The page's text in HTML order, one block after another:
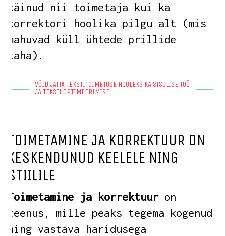
käinud nii toimetaja kui ka
korrektori hoolika pilgu alt (mis
mahuvad küll ühtede prillide
taha).
VÕID JÄTTA TEKSTITOIMETUSE HOOLEKS KA SISULISE TÖÖ
JA TEKSTI OPTIMEERIMISE.
TOIMETAMINE JA KORREKTUUR ON
KESKENDUNUD KEELELE NING
STIILILE
Toimetamine ja korrektuuron
teenus, mille peaks tegema kogenud
ning vastava haridusega